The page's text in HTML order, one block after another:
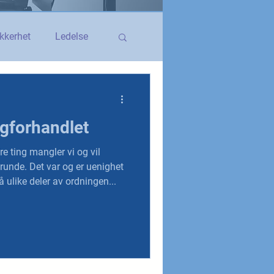
Ledelse
YS og YS Stat
ting mangler vi og vil
Det var og er uenighet
ulike deler av ordningen...